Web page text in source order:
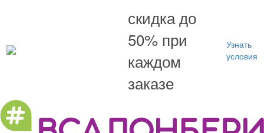
скидка до
50% при
каждом
заказе
Узнать
условия